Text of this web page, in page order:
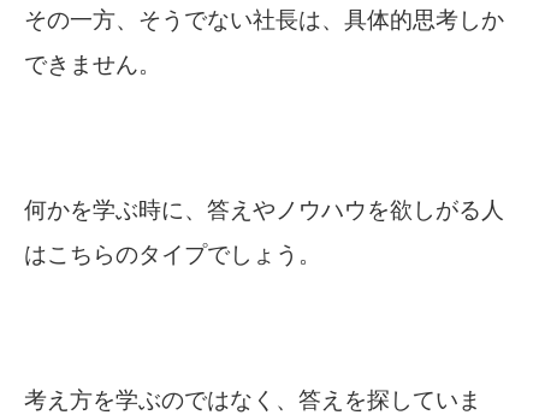
その一方、そうでない社長は、具体的思考しか
できません。
何かを学ぶ時に、答えやノウハウを欲しがる人
はこちらのタイプでしょう。
考え方を学ぶのではなく、答えを探していま